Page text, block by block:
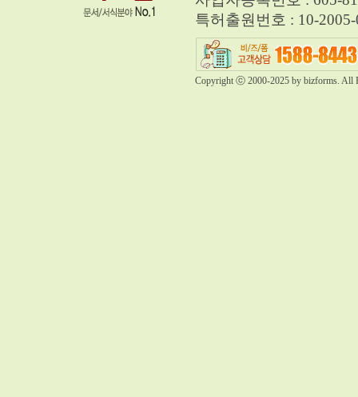
특허출원번호 : 10-
Copyright ⓒ 2000-2025 by bizforms. All